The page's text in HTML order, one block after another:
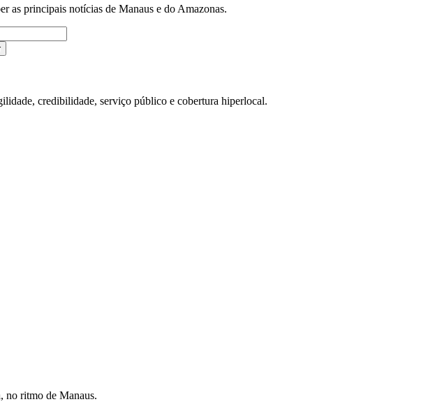
as principais notícias de Manaus e do Amazonas.
credibilidade, serviço público e cobertura hiperlocal.
no ritmo de Manaus.